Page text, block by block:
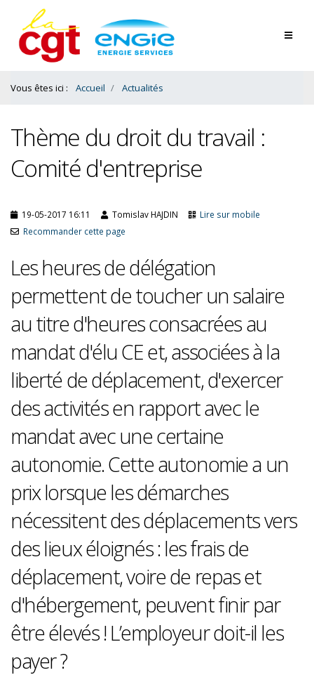
Contenu
Bas
Vous êtes ici : Accueil Actualités
Thème du droit du travail :
Comité d'entreprise
19-05-2017 16:11 Tomislav HAJDIN
Lire sur mobile
Recommander cette page
Les heures de délégation
permettent de toucher un salaire
au titre d'heures consacrées au
mandat d'élu CE et, associées à la
liberté de déplacement, d'exercer
des activités en rapport avec le
mandat avec une certaine
autonomie. Cette autonomie a un
prix lorsque les démarches
nécessitent des déplacements vers
des lieux éloignés : les frais de
déplacement, voire de repas et
d'hébergement, peuvent finir par
être élevés ! L’employeur doit-il les
payer ?